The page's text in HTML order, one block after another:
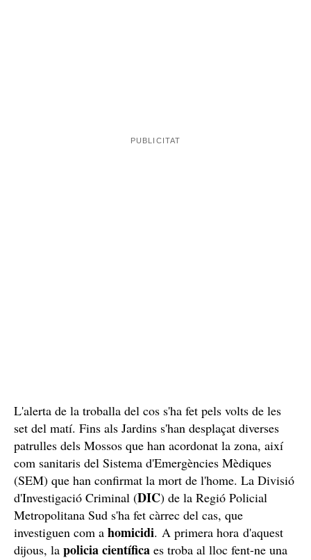
L'alerta de la troballa del cos s'ha fet pels volts de les
set del matí. Fins als Jardins s'han desplaçat diverses
patrulles dels Mossos que han acordonat la zona, així
com sanitaris del Sistema d'Emergències Mèdiques
(SEM) que han confirmat la mort de l'home. La Divisió
d'Investigació Criminal (DIC) de la Regió Policial
Metropolitana Sud s'ha fet càrrec del cas, que
investiguen com a homicidi. A primera hora d'aquest
dijous, la policia científica es troba al lloc fent-ne una